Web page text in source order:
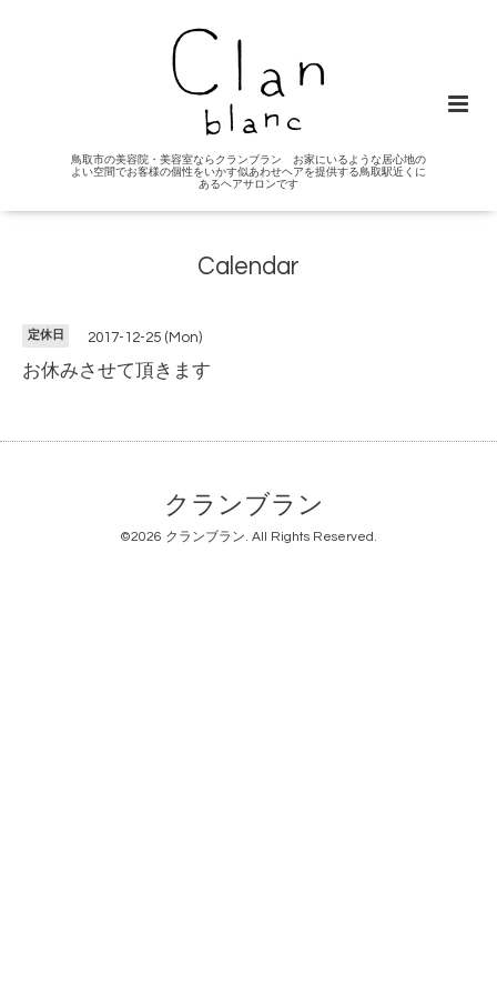
鳥取市の美容院・美容室ならクランブラン お家にいるような居心地の
よい空間でお客様の個性をいかす似あわせヘアを提供する鳥取駅近くに
あるヘアサロンです
Calendar
定休日 2017-12-25 (Mon)
お休みさせて頂きます
クランブラン
©2026 クランブラン. All Rights Reserved.